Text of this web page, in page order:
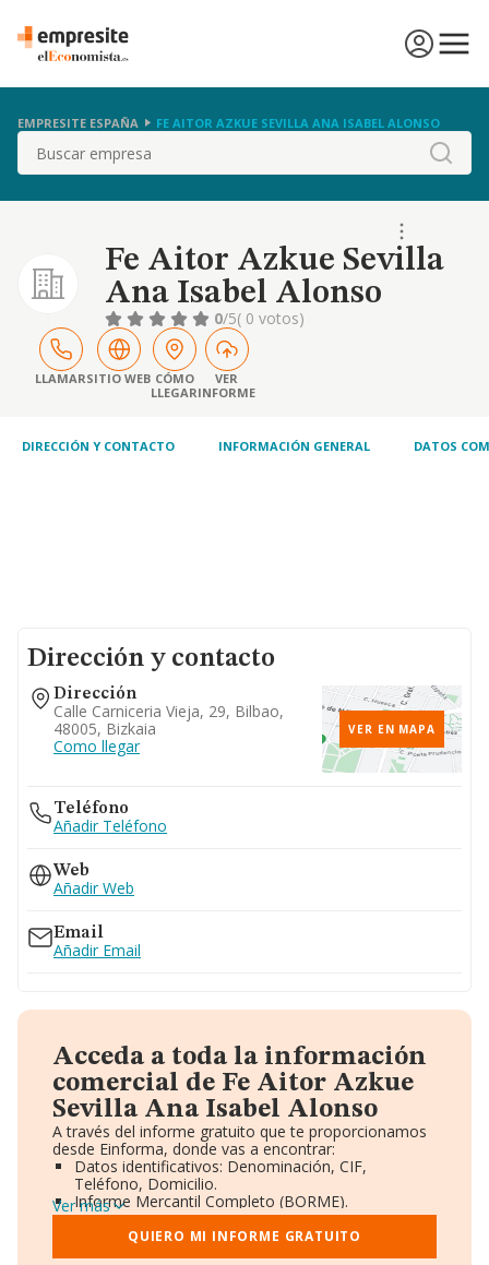
EMPRESITE ESPAÑA FE AITOR AZKUE SEVILLA ANA ISABEL ALONSO
Buscar
Fe Aitor Azkue Sevilla
Ana Isabel Alonso
0/5( 0 votos)
LLAMARSITIO WEB CÓMO
LLEGAR
VER
INFORME
DIRECCIÓN Y CONTACTO INFORMACIÓN GENERAL DATOS
Dirección y contacto
Dirección
Calle Carniceria Vieja, 29, Bilbao,
48005, Bizkaia
Como llegar
VER EN MAPA
Teléfono
Añadir Teléfono
Web
Añadir Web
Email
Añadir Email
Acceda a toda la información
comercial de Fe Aitor Azkue
Sevilla Ana Isabel Alonso
A través del informe gratuito que te proporcionamos
desde Einforma, donde vas a encontrar:
Datos identificativos: Denominación, CIF,
Teléfono, Domicilio.
Informe Mercantil Completo (BORME).
Gráficos de Evolución Ventas y Empleados.
Consejo de Administración y Administradores.
Directivos y Ejecutivos.
Ver más
QUIERO MI INFORME GRATUITO